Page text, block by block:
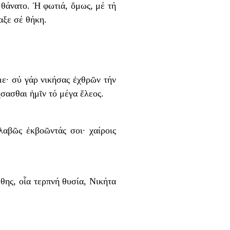
Ἡ φωτιά, ὅμως, μέ τή
σέ θήκη.
σύ γάρ νικήσας ἐχθρῶν τήν
ἡμῖν τό μέγα ἔλεος.
ἐκβοῶντάς σοι· χαίροις
οἷα τερπνή θυσία, Νικήτα